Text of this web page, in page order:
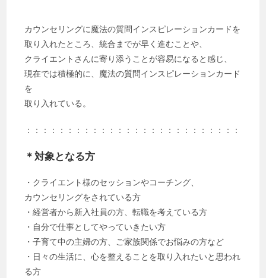
カウンセリングに魔法の質問インスピレーションカードを
取り入れたところ、統合までが早く進むことや、
クライエントさんに寄り添うことが容易になると感じ、
現在では積極的に、魔法の質問インスピレーションカード
を
取り入れている。
：：：：：：：：：：：：：：：：：：：：：：：：：：
＊対象となる方
・クライエント様のセッションやコーチング、
カウンセリングをされている方
・経営者から新入社員の方、転職を考えている方
・自分で仕事としてやっていきたい方
・子育て中の主婦の方、ご家族関係でお悩みの方など
・日々の生活に、心を整えることを取り入れたいと思われ
る方